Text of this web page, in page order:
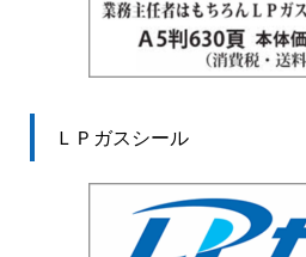
ＬＰガスシール